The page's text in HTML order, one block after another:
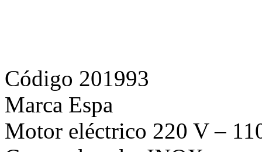
Cuerpo bomba INOX
Altura máxima (m) 11 /
Diam. impulsión 1 ” -1+1/